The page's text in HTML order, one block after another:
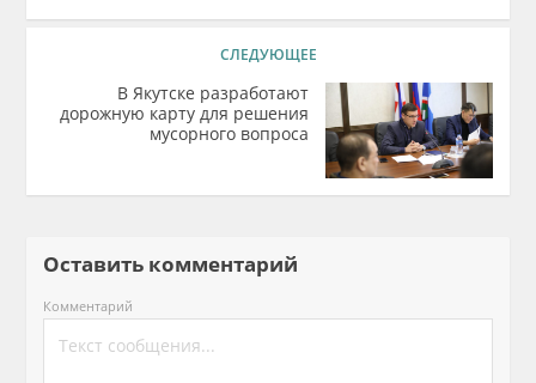
СЛЕДУЮЩЕЕ
В Якутске разработают
дорожную карту для решения
мусорного вопроса
Оставить комментарий
Комментарий